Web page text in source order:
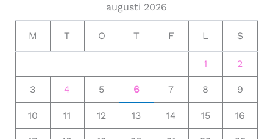
augusti 2026
M T O T F L S
1 2
3 4 5 6 7 8 9
10 11 12 13 14 15 16